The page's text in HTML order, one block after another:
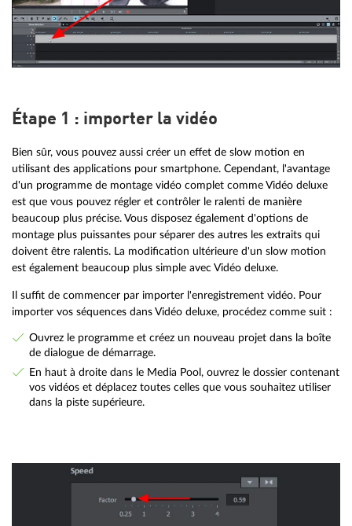
Étape 1 : importer la vidéo
Bien sûr, vous pouvez aussi créer un effet de slow motion en
utilisant des applications pour smartphone. Cependant, l'avantage
d'un programme de montage vidéo complet comme Vidéo deluxe
est que vous pouvez régler et contrôler le ralenti de manière
beaucoup plus précise. Vous disposez également d'options de
montage plus puissantes pour séparer des autres les extraits qui
doivent être ralentis. La modification ultérieure d'un slow motion
est également beaucoup plus simple avec Vidéo deluxe.
Il suffit de commencer par importer l'enregistrement vidéo. Pour
importer vos séquences dans Vidéo deluxe, procédez comme suit :
Ouvrez le programme et créez un nouveau projet dans la boîte
de dialogue de démarrage.
En haut à droite dans le Media Pool, ouvrez le dossier contenant
vos vidéos et déplacez toutes celles que vous souhaitez utiliser
dans la piste supérieure.